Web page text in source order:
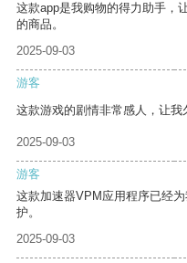
这款app是我购物的得力助手，
的商品。
2025-09-03
游客
这款游戏的剧情非常感人，让我
2025-09-03
游客
这款加速器VPM应用程序已经
护。
2025-09-03